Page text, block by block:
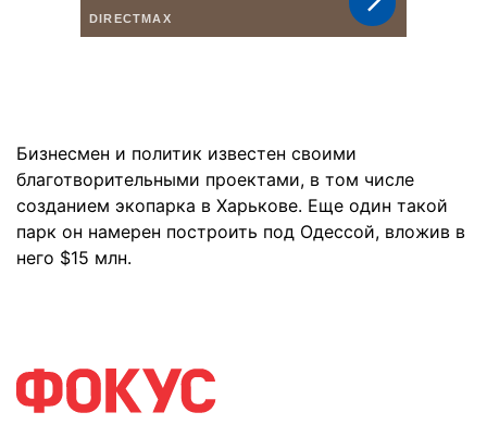
Бизнесмен и политик известен своими
благотворительными проектами, в том числе
созданием экопарка в Харькове. Еще один такой
парк он намерен построить под Одессой, вложив в
него $15 млн.